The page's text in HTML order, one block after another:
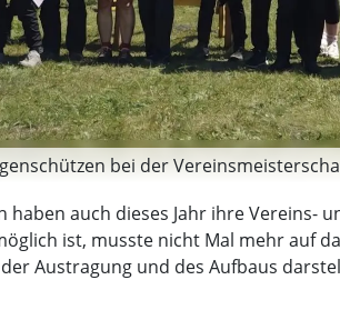
bei der
haben auch dieses Jahr ihre
ist, musste nicht Mal mehr auf
Austragung und des Aufbaus